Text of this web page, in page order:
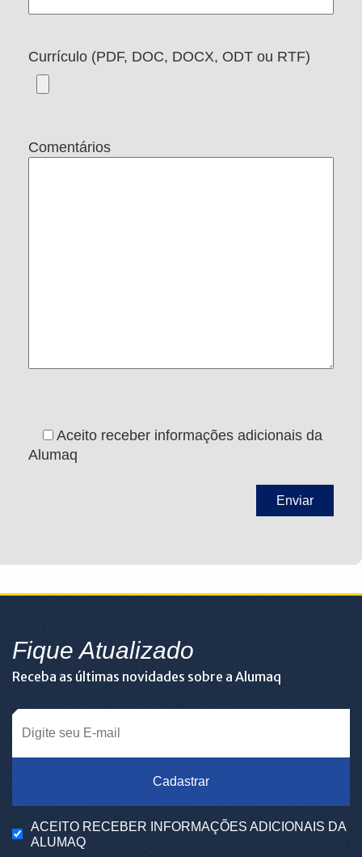
Currículo (PDF, DOC, DOCX, ODT ou RTF)
Comentários
Aceito receber informações adicionais da
Alumaq
Fique Atualizado
Receba as últimas novidades sobre a Alumaq
Cadastrar
ACEITO RECEBER INFORMAÇÕES ADICIONAIS DA
ALUMAQ